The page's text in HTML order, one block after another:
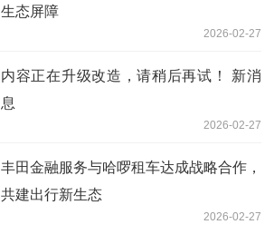
生态屏障
2026-02-27
内容正在升级改造，请稍后再试！ 新消
息
2026-02-27
丰田金融服务与哈啰租车达成战略合作，
共建出行新生态
2026-02-27